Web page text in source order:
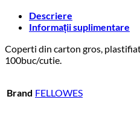
Descriere
Informații suplimentare
Coperti din carton gros,
100buc/cutie.
Brand FELLOWES